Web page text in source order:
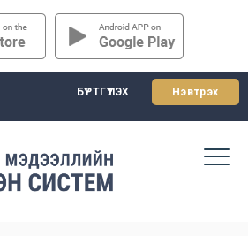
БҮРТГҮҮЛЭХ Нэвтрэх